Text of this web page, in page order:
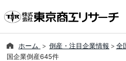
ホーム 倒産・注目企業情報 全
国企業倒産645件